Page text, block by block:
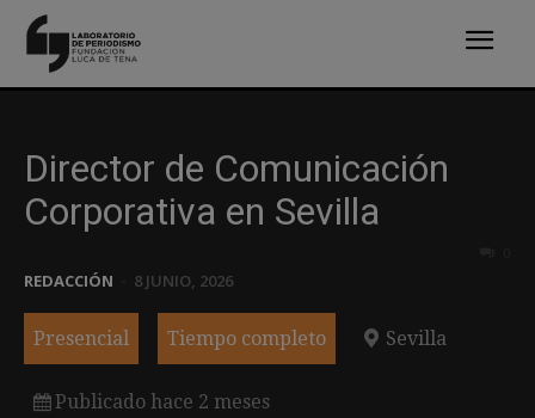
Director de Comunicación
Corporativa en Sevilla
REDACCIÓN 8 JUNIO, 2026
Presencial Tiempo completo Sevilla
Publicado hace 2 meses